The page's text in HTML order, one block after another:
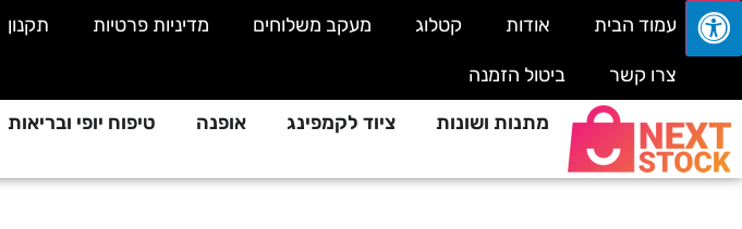
עמוד הבית אודות קטלוג מעקב משלוחים מדיניות פרטיות תקנון
צרו קשר
ביטול הזמנה
מתנות ושונות
ציוד לקמפינג אופנה טיפוח יופי ובריאות